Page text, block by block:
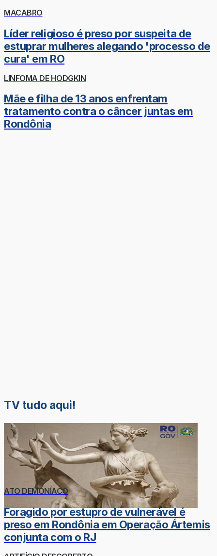
MACABRO
Líder religioso é preso por suspeita de
estuprar mulheres alegando 'processo de
cura' em RO
LINFOMA DE HODGKIN
Mãe e filha de 13 anos enfrentam
tratamento contra o câncer juntas em
Rondônia
TV tudo aqui!
ATO DEMONÍACO
Foragido por estupro de vulnerável é
preso em Rondônia em Operação Ártemis
conjunta com o RJ